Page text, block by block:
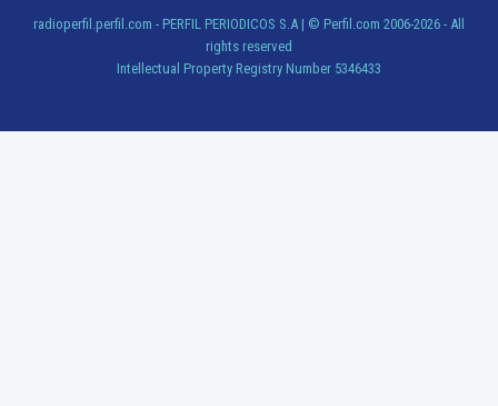
radioperfil.perfil.com - PERFIL PERIODICOS S.A | © Perfil.com 2006-2026 - All
rights reserved
Intellectual Property Registry Number 5346433